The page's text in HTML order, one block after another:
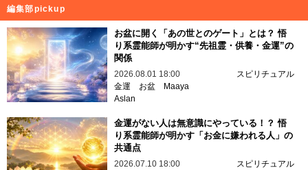
編集部pickup
お盆に開く「あの世とのゲート」とは？ 悟
り系霊能師が明かす“先祖霊・供養・金運”の
関係
2026.08.01 18:00
スピリチュアル
金運
お盆
Maaya
Aslan
金運がない人は無意識にやっている！？ 悟
り系霊能師が明かす「お金に嫌われる人」の
共通点
2026.07.10 18:00
スピリチュアル